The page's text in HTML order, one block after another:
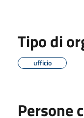
Tipo di
ufficio
Persone